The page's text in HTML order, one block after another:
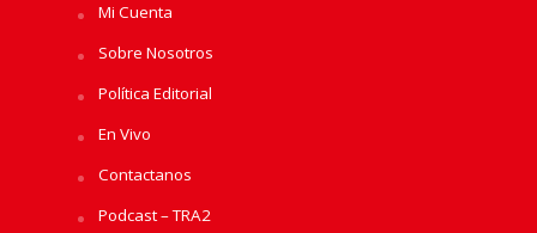
Mi Cuenta
Sobre Nosotros
Política Editorial
En Vivo
Contactanos
Podcast – TRA2